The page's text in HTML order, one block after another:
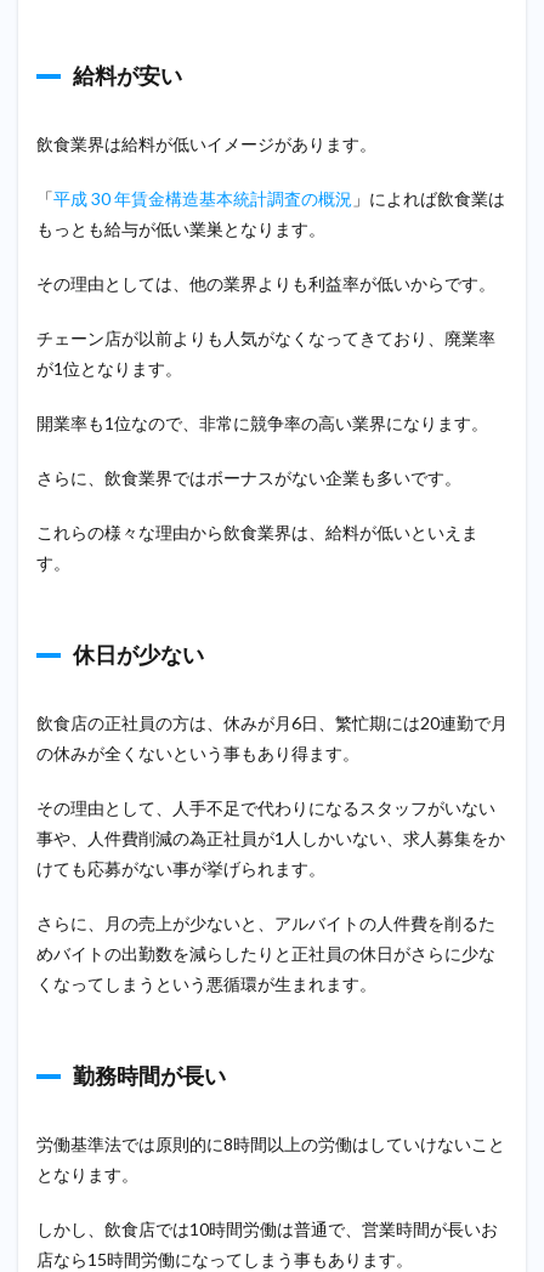
体力
い
20
代で
から
業界
職す
は可
3
業界
20
のに
の職
種・
業界
3.1
客・
販売
3.2
営業
職
Web
エン
ア
4
飲食
業界
給料が安い
飲食業界は給料が低いイメージがあります。
「平成 30 年賃金構造基本統計調査の概況 」によれば飲食業は
もっとも給与が低い業巣となります。
その理由としては、他の業界よりも利益率が低いからです。
チェーン店が以前よりも人気がなくなってきており、廃業率
が1位となります。
開業率も1位なので、非常に競争率の高い業界になります。
さらに、飲食業界ではボーナスがない企業も多いです。
これらの様々な理由から飲食業界は、給料が低いといえま
す。
休日が少ない
飲食店の正社員の方は、休みが月6日、繁忙期には20連勤で月
の休みが全くないという事もあり得ます。
その理由として、人手不足で代わりになるスタッフがいない
事や、人件費削減の為正社員が1人しかいない、求人募集をか
けても応募がない事が挙げられます。
さらに、月の売上が少ないと、アルバイトの人件費を削るた
めバイトの出勤数を減らしたりと正社員の休日がさらに少な
くなってしまうという悪循環が生まれます。
勤務時間が長い
労働基準法では原則的に8時間以上の労働はしていけないこと
となります。
しかし、飲食店では10時間労働は普通で、営業時間が長いお
店なら15時間労働になってしまう事もあります。